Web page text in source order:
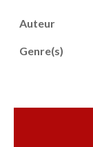
Auteur
Genre(s)